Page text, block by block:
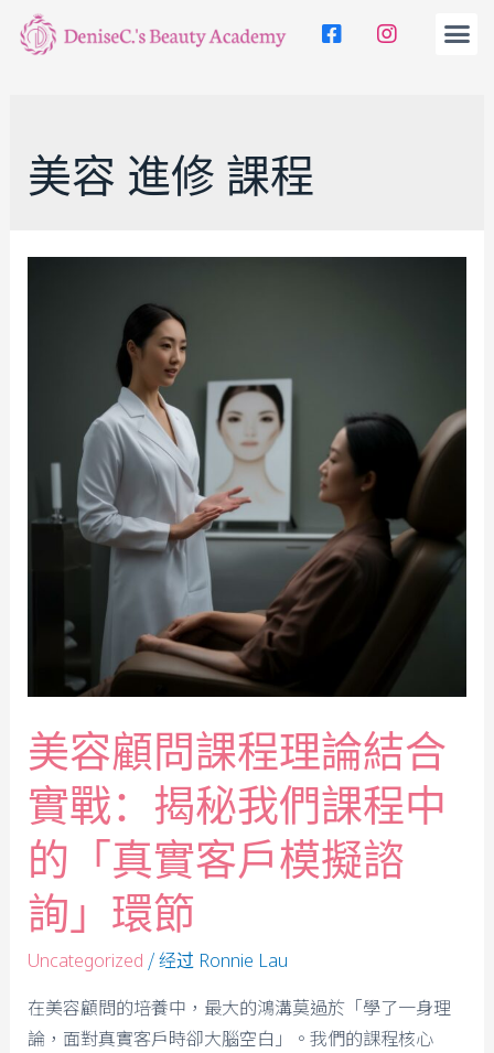
美容 進修 課程
美容顧問課程理論結合
實戰：揭秘我們課程中
的「真實客戶模擬諮
詢」環節
Uncategorized / 经过 Ronnie Lau
在美容顧問的培養中，最大的鴻溝莫過於「學了一身理
論，面對真實客戶時卻大腦空白」。我們的課程核心